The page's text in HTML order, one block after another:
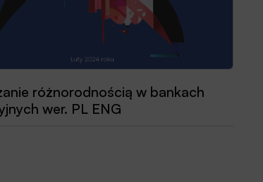
różnorodnością w bankach
wer. PL ENG
dobrych praktyk 2025